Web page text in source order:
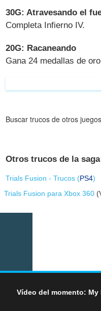
30G: Atravesando el
Completa Infierno IV.
20G: Racaneando
Gana 24 medallas de
Buscar trucos de otros
Otros trucos de la
Trials Fusion - Trucos (PS4)
Trials Fusion para Xbox 360
Vídeo del momento: My